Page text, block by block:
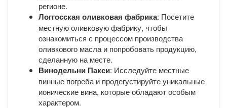
регионе.
Логгосская оливковая фабрика: Посетите
местную оливковую фабрику, чтобы
ознакомиться с процессом производства
оливкового масла и попробовать продукцию,
сделанную на месте.
Винодельни Пакси: Исследуйте местные
винные погреба и продегустируйте уникальные
ионические вина, которые обладают особым
характером.